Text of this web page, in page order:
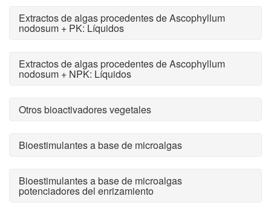
Extractos de algas procedentes de Ascophyllum
nodosum + PK: Líquidos
Extractos de algas procedentes de Ascophyllum
nodosum + NPK: Líquidos
Otros bioactivadores vegetales
Bioestimulantes a base de microalgas
Bioestimulantes a base de microalgas
potenciadores del enrizamiento